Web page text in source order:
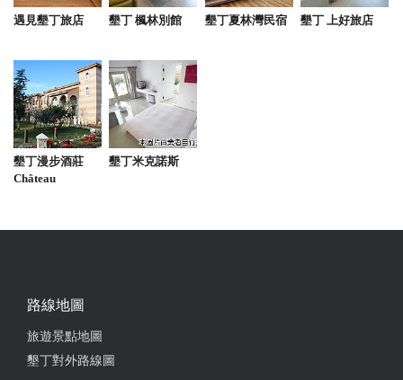
遇見墾丁旅店 墾丁 楓林別館 墾丁夏林灣民宿 墾丁 上好旅店
墾丁漫步酒莊
Château
墾丁米克諾斯
路線地圖
旅遊景點地圖
墾丁對外路線圖